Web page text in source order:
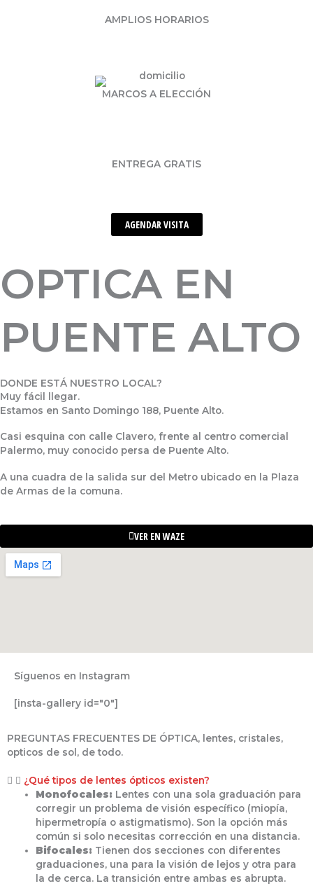
AMPLIOS HORARIOS
MARCOS A ELECCIÓN
ENTREGA GRATIS
AGENDAR VISITA
OPTICA EN
PUENTE ALTO
DONDE ESTÁ NUESTRO LOCAL?
Muy fácil llegar.
Estamos en Santo Domingo 188, Puente Alto.
Casi esquina con calle Clavero, frente al centro comercial
Palermo, muy conocido persa de Puente Alto.
A una cuadra de la salida sur del Metro ubicado en la Plaza
de Armas de la comuna.
VER EN WAZE
Síguenos en Instagram
[insta-gallery id="0"]
PREGUNTAS FRECUENTES DE ÓPTICA, lentes, cristales,
opticos de sol, de todo.
¿Qué tipos de lentes ópticos existen?
Monofocales: Lentes con una sola graduación para
corregir un problema de visión específico (miopía,
hipermetropía o astigmatismo). Son la opción más
común si solo necesitas corrección en una distancia.
Bifocales: Tienen dos secciones con diferentes
graduaciones, una para la visión de lejos y otra para
la de cerca. La transición entre ambas es abrupta.